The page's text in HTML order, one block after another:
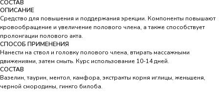
СОСТАВ
ОПИСАНИЕ
Средство для повышения и поддержания эрекции. Компоненты повышают
кровообращение и увеличение полового члена, а также способствует
пролонгации полового акта.
СПОСОБ ПРИМЕНЕНИЯ
Нанести на ствол и головку полового члена, втирать массажными
движениями, затем смыть. Курс использование 10-14 дней.
СОСТАВ
Вазелин, таурин, ментол, камфора, экстракты корня иглицы, женьшеня,
черной смородины, гинкго билоба.